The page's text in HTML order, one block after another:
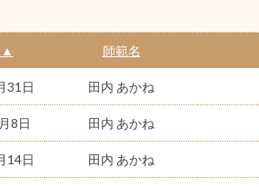
▲ 師範名
31日 田内 あかね
8日 田内 あかね
14日 田内 あかね